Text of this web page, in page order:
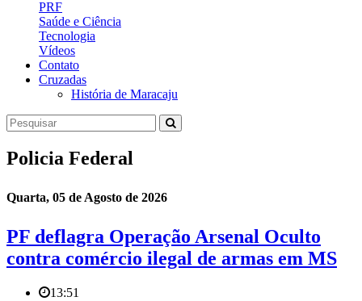
PRF
Saúde e Ciência
Tecnologia
Vídeos
Contato
Cruzadas
História de Maracaju
Policia Federal
Quarta, 05 de Agosto de 2026
PF deflagra Operação Arsenal Oculto
contra comércio ilegal de armas em MS
13:51